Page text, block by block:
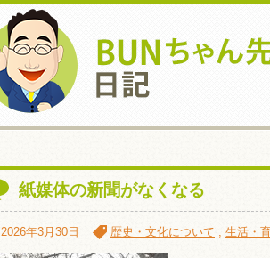
紙媒体の新聞がなくなる
2026年3月30日 歴史・文化について , 生活・